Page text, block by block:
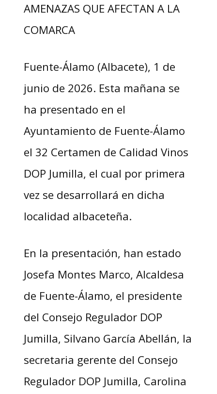
AMENAZAS QUE AFECTAN A LA
COMARCA
Fuente-Álamo (Albacete), 1 de
junio de 2026. Esta mañana se
ha presentado en el
Ayuntamiento de Fuente-Álamo
el 32 Certamen de Calidad Vinos
DOP Jumilla, el cual por primera
vez se desarrollará en dicha
localidad albaceteña.
En la presentación, han estado
Josefa Montes Marco, Alcaldesa
de Fuente-Álamo, el presidente
del Consejo Regulador DOP
Jumilla, Silvano García Abellán, la
secretaria gerente del Consejo
Regulador DOP Jumilla, Carolina